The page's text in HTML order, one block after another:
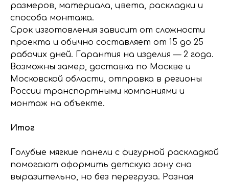
размеров, материала, цвета, раскладки и
способа монтажа.
Срок изготовления зависит от сложности
проекта и обычно составляет от 15 до 25
рабочих дней. Гарантия на изделия — 2 года.
Возможны замер, доставка по Москве и
Московской области, отправка в регионы
России транспортными компаниями и
монтаж на объекте.
Итог
Голубые мягкие панели с фигурной раскладкой
помогают оформить детскую зону сна
выразительно, но без перегруза. Разная